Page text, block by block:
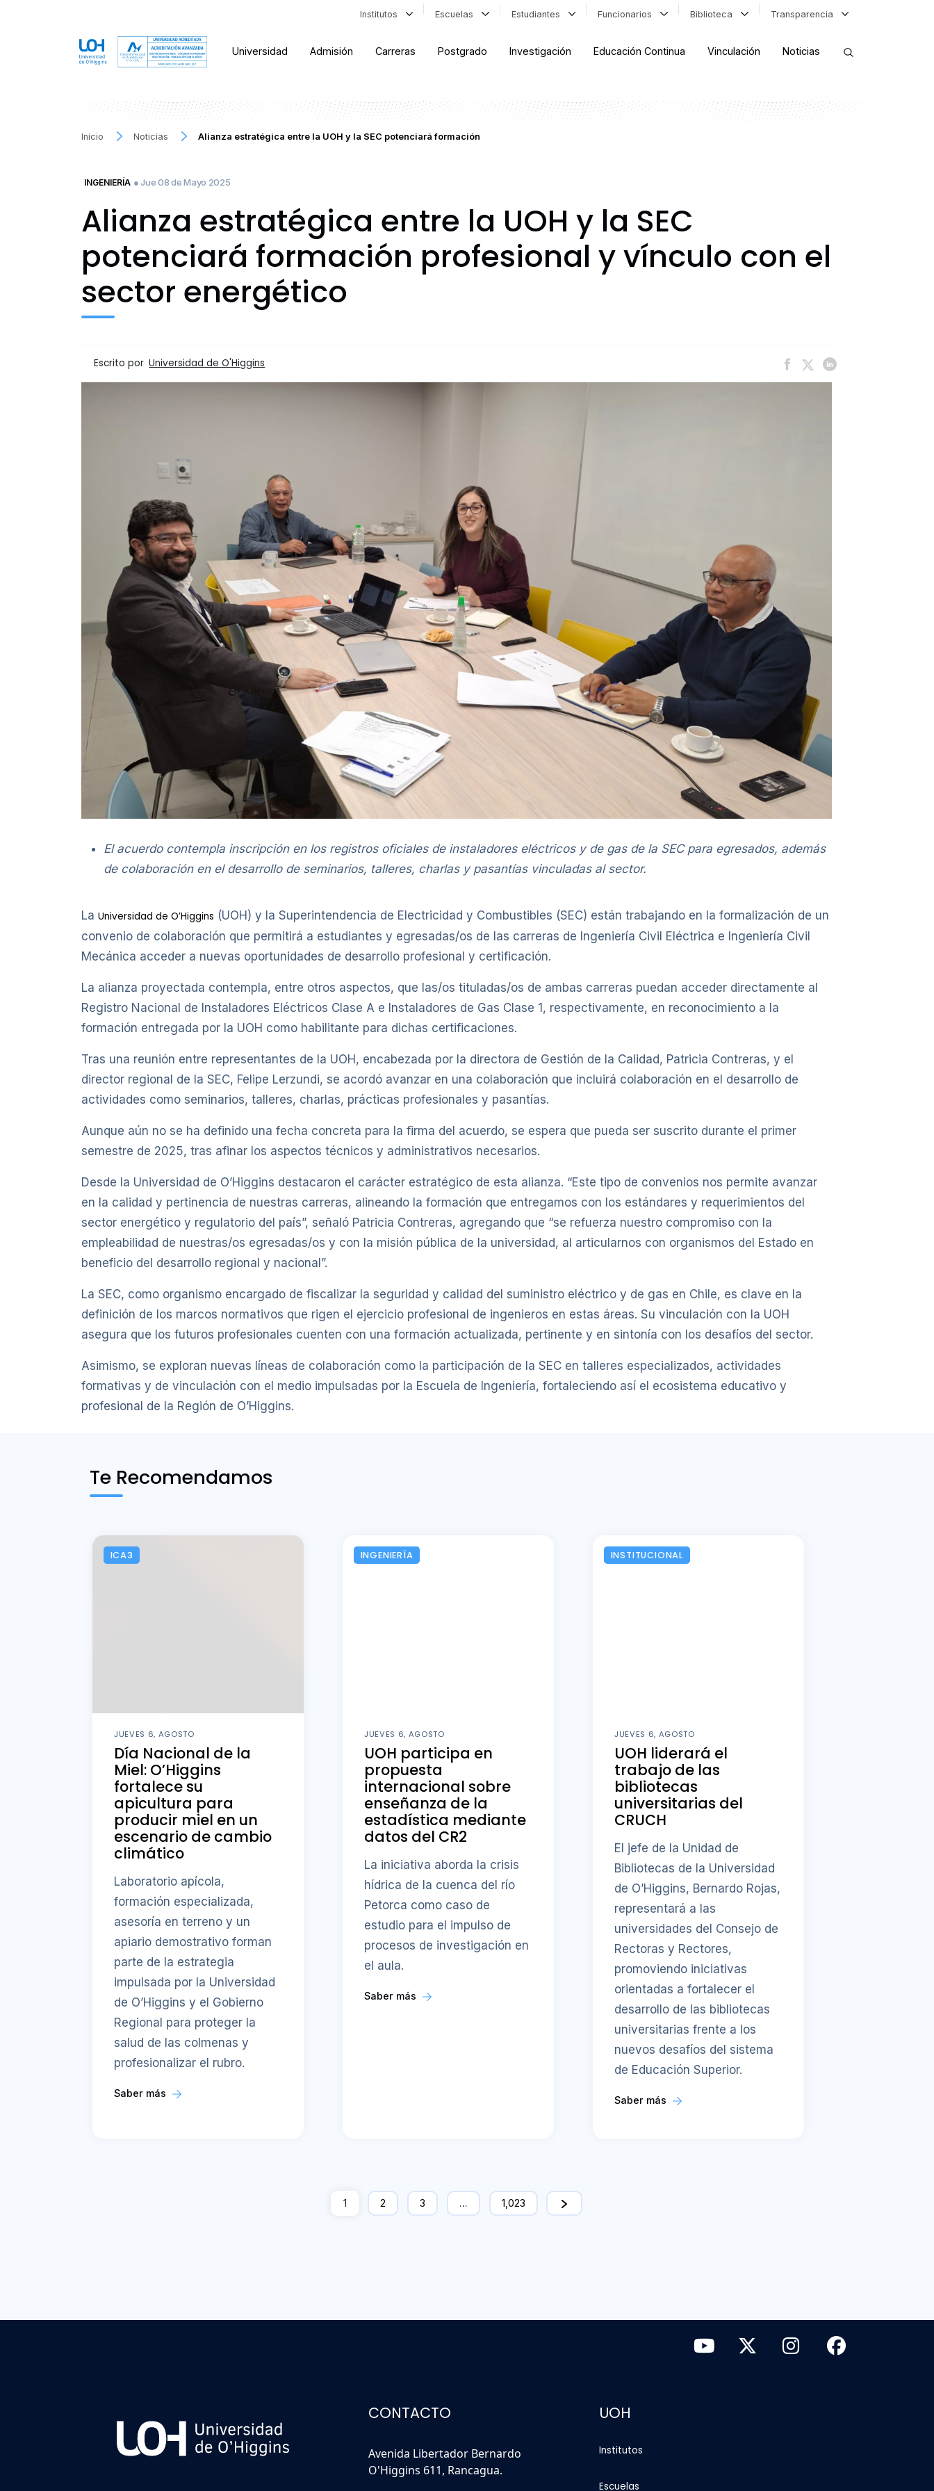
Institutos Escuelas Estudiantes Funcionarios Biblioteca Transparencia
Universidad Admisión Carreras Postgrado Investigación Educación Continua Vinculación Noticias
Inicio Noticias Alianza estratégica entre la UOH y la SEC potenciará formación
INGENIERÍA ● Jue 08 de Mayo 2025
Alianza estratégica entre la UOH y la SEC
potenciará formación profesional y vínculo con el
sector energético
Escrito por Universidad de O'Higgins
El acuerdo contempla inscripción en los registros oficiales de instaladores eléctricos y de gas de la SEC para egresados, además
de colaboración en el desarrollo de seminarios, talleres, charlas y pasantías vinculadas al sector.
La Universidad de O’Higgins (UOH) y la Superintendencia de Electricidad y Combustibles (SEC) están trabajando en la formalización de un
convenio de colaboración que permitirá a estudiantes y egresadas/os de las carreras de Ingeniería Civil Eléctrica e Ingeniería Civil
Mecánica acceder a nuevas oportunidades de desarrollo profesional y certificación.
La alianza proyectada contempla, entre otros aspectos, que las/os tituladas/os de ambas carreras puedan acceder directamente al
Registro Nacional de Instaladores Eléctricos Clase A e Instaladores de Gas Clase 1, respectivamente, en reconocimiento a la
formación entregada por la UOH como habilitante para dichas certificaciones.
Tras una reunión entre representantes de la UOH, encabezada por la directora de Gestión de la Calidad, Patricia Contreras, y el
director regional de la SEC, Felipe Lerzundi, se acordó avanzar en una colaboración que incluirá colaboración en el desarrollo de
actividades como seminarios, talleres, charlas, prácticas profesionales y pasantías.
Aunque aún no se ha definido una fecha concreta para la firma del acuerdo, se espera que pueda ser suscrito durante el primer
semestre de 2025, tras afinar los aspectos técnicos y administrativos necesarios.
Desde la Universidad de O’Higgins destacaron el carácter estratégico de esta alianza. “Este tipo de convenios nos permite avanzar
en la calidad y pertinencia de nuestras carreras, alineando la formación que entregamos con los estándares y requerimientos del
sector energético y regulatorio del país”, señaló Patricia Contreras, agregando que “se refuerza nuestro compromiso con la
empleabilidad de nuestras/os egresadas/os y con la misión pública de la universidad, al articularnos con organismos del Estado en
beneficio del desarrollo regional y nacional”.
La SEC, como organismo encargado de fiscalizar la seguridad y calidad del suministro eléctrico y de gas en Chile, es clave en la
definición de los marcos normativos que rigen el ejercicio profesional de ingenieros en estas áreas. Su vinculación con la UOH
asegura que los futuros profesionales cuenten con una formación actualizada, pertinente y en sintonía con los desafíos del sector.
Asimismo, se exploran nuevas líneas de colaboración como la participación de la SEC en talleres especializados, actividades
formativas y de vinculación con el medio impulsadas por la Escuela de Ingeniería, fortaleciendo así el ecosistema educativo y
profesional de la Región de O’Higgins.
Te Recomendamos
ICA3
JUEVES 6, AGOSTO
Día Nacional de la
Miel: O’Higgins
fortalece su
apicultura para
producir miel en un
escenario de cambio
climático
Laboratorio apícola,
formación especializada,
asesoría en terreno y un
apiario demostrativo forman
parte de la estrategia
impulsada por la Universidad
de O’Higgins y el Gobierno
Regional para proteger la
salud de las colmenas y
profesionalizar el rubro.
Saber más
INGENIERÍA
JUEVES 6, AGOSTO
UOH participa en
propuesta
internacional sobre
enseñanza de la
estadística mediante
datos del CR2
La iniciativa aborda la crisis
hídrica de la cuenca del río
Petorca como caso de
estudio para el impulso de
procesos de investigación en
el aula.
Saber más
INSTITUCIONAL
JUEVES 6, AGOSTO
UOH liderará el
trabajo de las
bibliotecas
universitarias del
CRUCH
El jefe de la Unidad de
Bibliotecas de la Universidad
de O’Higgins, Bernardo Rojas,
representará a las
universidades del Consejo de
Rectoras y Rectores,
promoviendo iniciativas
orientadas a fortalecer el
desarrollo de las bibliotecas
universitarias frente a los
nuevos desafíos del sistema
de Educación Superior.
Saber más
1 2 3 … 1,023
CONTACTO
Avenida Libertador Bernardo
O'Higgins 611, Rancagua.
UOH
Institutos
Escuelas